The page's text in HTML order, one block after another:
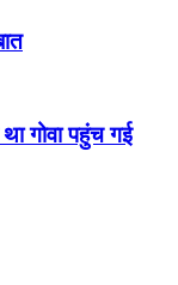
गोवा पहुंच गई